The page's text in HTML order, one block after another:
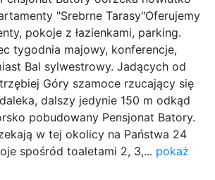
"Srebrne Tarasy"Oferujemy
pokoje z łazienkami, parking.
tygodnia majowy, konferencje,
Bal sylwestrowy. Jadących od
Góry szamoce rzucający się
dalszy jedynie 150 m odkąd
pobudowany Pensjonat Batory.
w tej okolicy na Państwa 24
spośród toaletami 2, 3,... pokaż